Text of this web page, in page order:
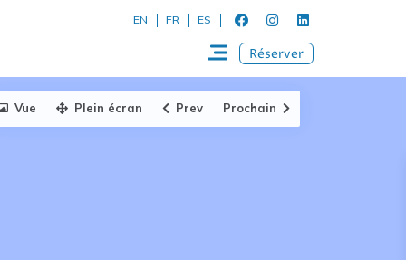
EN FR ES
Réserver
Vue Plein écran Prev Prochain